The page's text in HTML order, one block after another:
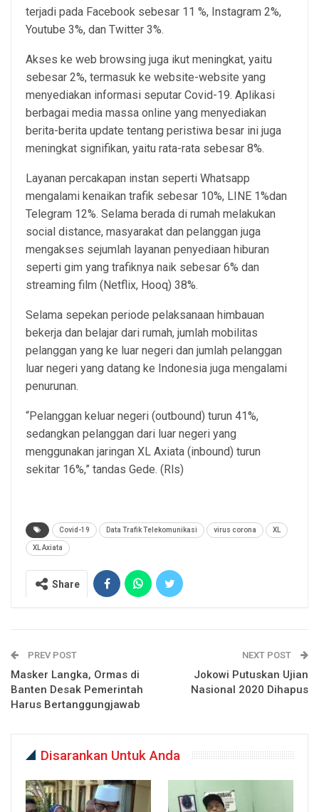
terjadi pada Facebook sebesar 11 %, Instagram 2%,
Youtube 3%, dan Twitter 3%.
Akses ke web browsing juga ikut meningkat, yaitu
sebesar 2%, termasuk ke website-website yang
menyediakan informasi seputar Covid-19. Aplikasi
berbagai media massa online yang menyediakan
berita-berita update tentang peristiwa besar ini juga
meningkat signifikan, yaitu rata-rata sebesar 8%.
Layanan percakapan instan seperti Whatsapp
mengalami kenaikan trafik sebesar 10%, LINE 1%dan
Telegram 12%. Selama berada di rumah melakukan
social distance, masyarakat dan pelanggan juga
mengakses sejumlah layanan penyediaan hiburan
seperti gim yang trafiknya naik sebesar 6% dan
streaming film (Netflix, Hooq) 38%.
Selama sepekan periode pelaksanaan himbauan
bekerja dan belajar dari rumah, jumlah mobilitas
pelanggan yang ke luar negeri dan jumlah pelanggan
luar negeri yang datang ke Indonesia juga mengalami
penurunan.
“Pelanggan keluar negeri (outbound) turun 41%,
sedangkan pelanggan dari luar negeri yang
menggunakan jaringan XL Axiata (inbound) turun
sekitar 16%,” tandas Gede. (Rls)
Covid-19 Data Trafik Telekomunikasi virus corona XL
XL Axiata
Share
PREV POST
Masker Langka, Ormas di
Banten Desak Pemerintah
Harus Bertanggungjawab
NEXT POST
Jokowi Putuskan Ujian
Nasional 2020 Dihapus
Disarankan Untuk Anda